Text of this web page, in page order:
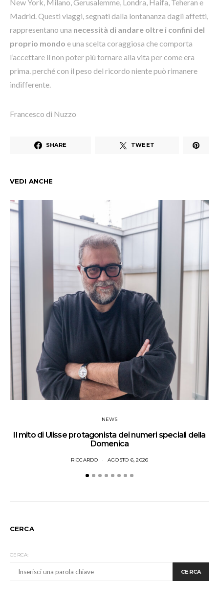
New York, Milano, Gerusalemme, Londra, Haifa, Teheran e
Madrid. Questi viaggi, segnati dalla lontananza dagli affetti,
rappresentano una necessità di andare oltre i confini del
proprio mondo e una scelta coraggiosa che comporta
l’accettare il non poter più tornare alla vita per come era
prima. perché con il peso del ricordo niente può rimanere
indifferente.
Francesco di Nuzzo
SHARE TWEET
VEDI ANCHE
NEWS
Il mito di Ulisse protagonista dei numeri speciali della
Domenica
RICCARDO AGOSTO 6, 2026
CERCA
CERCA:
CERCA